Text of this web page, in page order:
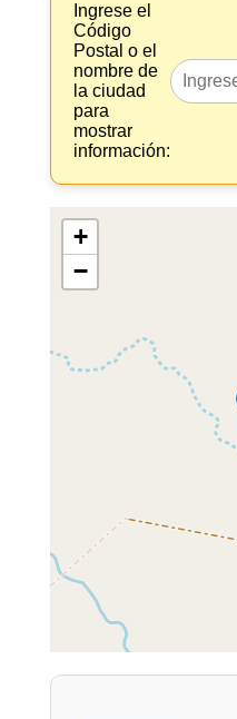
Ingrese el
Código
Postal o el
nombre de
la ciudad
para
mostrar
información:
+
−